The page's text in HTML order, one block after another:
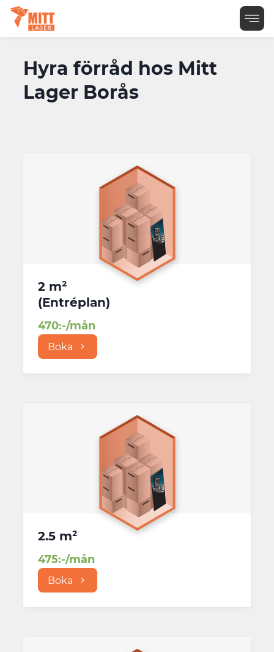
Hyra förråd hos Mitt
Lager Borås
2 m²
(Entréplan)
470:-/mån
Boka
2.5 m²
475:-/mån
Boka